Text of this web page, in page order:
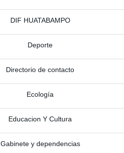
DIF HUATABAMPO
Deporte
Directorio de contacto
Ecología
Educacion Y Cultura
Gabinete y dependencias